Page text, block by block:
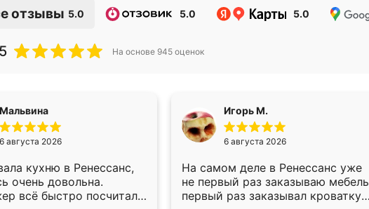
отзывы 5.0 5.0 5.0
На основе 945 оценок
Мальвина
6 августа 2026
кухню в Ренессанс,
очень довольна.
всё быстро посчитала,
Игорь М.
6 августа 2026
На самом деле в Ренессанс уже
не первый раз заказываю мебель
первый раз заказывал кроватку